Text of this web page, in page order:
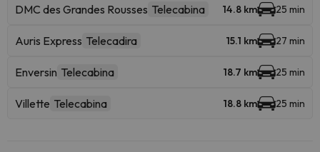
DMC des Grandes Rousses Telecabina 14.8 km 25 min
Auris Express Telecadira 15.1 km 27 min
Enversin Telecabina 18.7 km 25 min
Villette Telecabina 18.8 km 25 min